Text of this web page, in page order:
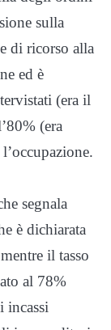
sulla
di ricorso alla
ed è
(era il
(era
segnala
è dichiarata
il tasso
al 78%
incassi